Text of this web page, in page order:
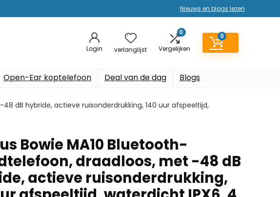
Nieuws en blogs lezen
Login verlanglijst
0
Vergelijken
0
Open-Ear koptelefoon Deal van de dag Blogs
dB hybride, actieve ruisonderdrukking, 140 uur afspeeltijd,
Bowie MA10 Bluetooth-
draadloos, met -48 dB
actieve ruisonderdrukking,